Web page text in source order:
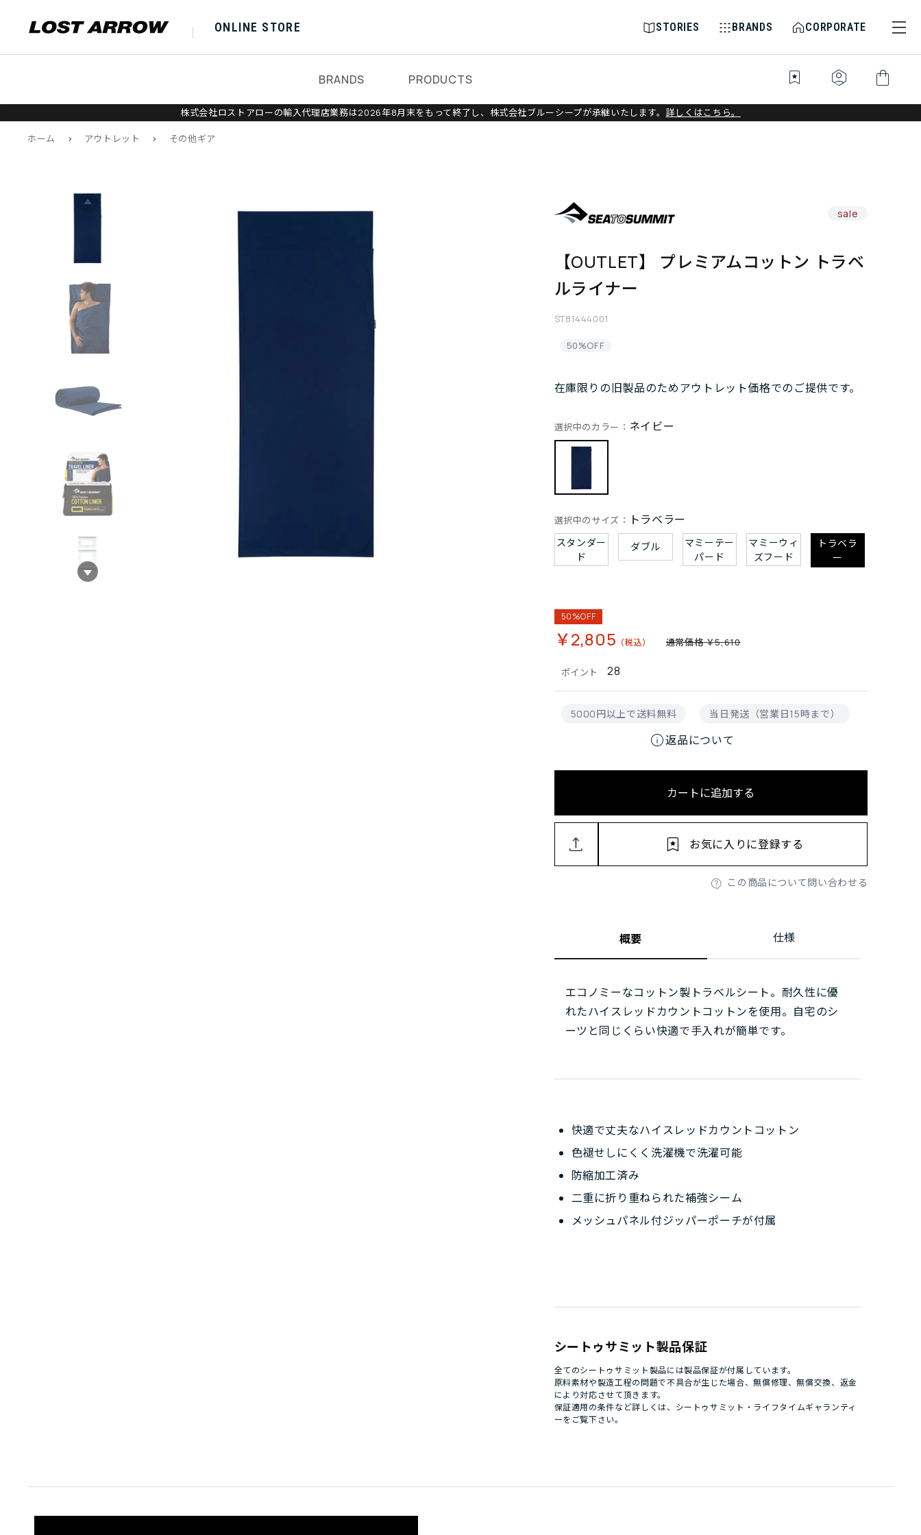
ONLINE STORE STORIES BRANDS CORPORATE
BRANDS PRODUCTS bookmark_star identity_platform shopping_bag
株式会社ロストアローの輸入代理店業務は2026年8月末をもって終了し、株式会社ブルーシープが承継いたします。 詳しくはこちら。
ホーム > アウトレット > その他ギア
sale
【OUTLET】 プレミアムコットン トラベ
ルライナー
ST81444001
50%OFF
在庫限りの旧製品のためアウトレット価格でのご提供です。
ポイント 28
選択中のカラー： ネイビー
選択中のサイズ： トラベラー
スタンダー
ド
ダブル
マミーテー
パード
マミーウィ
ズフード
トラベラ
ー
5000円以上で送料無料 当日発送（営業日15時まで）
info返品について
50%OFF
￥2,805 通常価格 ￥5,610
カートに追加する
この商品について問い合わせる
お気に入りに登録する
概要 仕様
エコノミーなコットン製トラベルシート。耐久性に優
れたハイスレッドカウントコットンを使用。自宅のシ
ーツと同じくらい快適で手入れが簡単です。
シートゥサミット製品保証
全てのシートゥサミット製品には製品保証が付属しています。
原料素材や製造工程の問題で不具合が生じた場合、無償修理、無償交換、返金
により対応させて頂きます。
保証適用の条件など詳しくは、 シートゥサミット・ライフタイムギャランティ
ーをご覧下さい。
快適で丈夫なハイスレッドカウントコットン
色褪せしにくく洗濯機で洗濯可能
防縮加工済み
二重に折り重ねられた補強シーム
メッシュパネル付ジッパーポーチが付属